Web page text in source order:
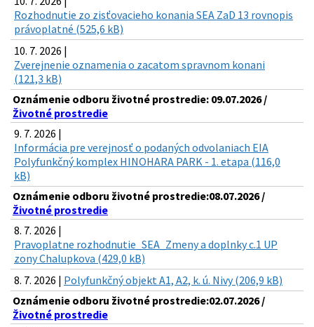
Rozhodnutie zo zisťovacieho konania SEA ZaD 13 rovnopis
právoplatné (525,6 kB)
10. 7. 2026 |
Zverejnenie oznamenia o zacatom spravnom konani
(121,3 kB)
Oznámenie odboru životné prostredie: 09.07.2026 /
Životné prostredie
9. 7. 2026 |
Informácia pre verejnosť o podaných odvolaniach EIA
Polyfunkčný komplex HINOHARA PARK - 1. etapa (116,0
kB)
Oznámenie odboru životné prostredie:08.07.2026 /
Životné prostredie
8. 7. 2026 |
Pravoplatne rozhodnutie_SEA_Zmeny a doplnky c.1 UP
zony Chalupkova (429,0 kB)
8. 7. 2026 | Polyfunkčný objekt A1, A2, k. ú. Nivy (206,9 kB)
Oznámenie odboru životné prostredie:02.07.2026 /
Životné prostredie